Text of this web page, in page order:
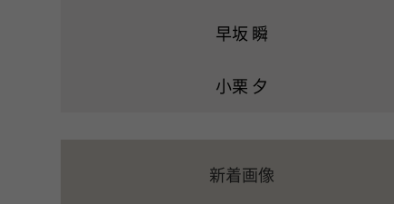
早坂 瞬
小栗 夕
新着画像